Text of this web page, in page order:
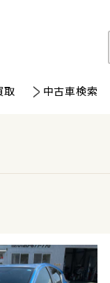
取 中古車検索